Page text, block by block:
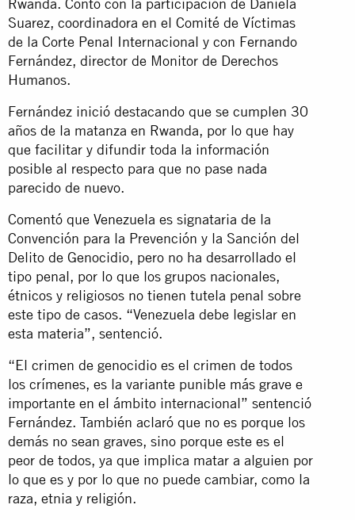
Suarez, coordinadora en el Comité de Víctimas
de la Corte Penal Internacional y con Fernando
Fernández, director de Monitor de Derechos
Humanos.
Fernández inició destacando que se cumplen 30
años de la matanza en Rwanda, por lo que hay
que facilitar y difundir toda la información
posible al respecto para que no pase nada
parecido de nuevo.
Comentó que Venezuela es signataria de la
Convención para la Prevención y la Sanción del
Delito de Genocidio, pero no ha desarrollado el
tipo penal, por lo que los grupos nacionales,
étnicos y religiosos no tienen tutela penal sobre
este tipo de casos. “Venezuela debe legislar en
esta materia”, sentenció.
“El crimen de genocidio es el crimen de todos
los crímenes, es la variante punible más grave e
importante en el ámbito internacional” sentenció
Fernández. También aclaró que no es porque los
demás no sean graves, sino porque este es el
peor de todos, ya que implica matar a alguien por
lo que es y por lo que no puede cambiar, como la
raza, etnia y religión.